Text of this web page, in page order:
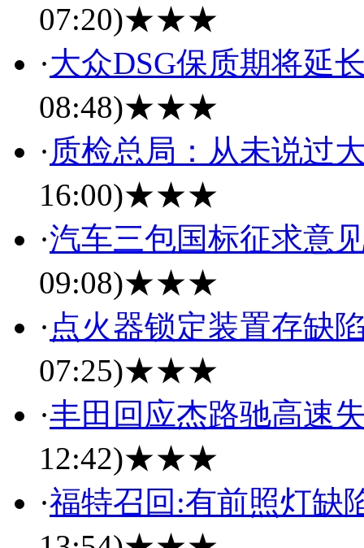
07:20)★★★
·大众DSG保质期将延
08:48)★★★
· 质检总局：从未说过
16:00)★★★
·汽车三包国标征求意
09:08)★★★
· 点火器锁定装置存缺
07:25)★★★
·丰田回应杰路驰高速
12:42)★★★
·福特召回:有前照灯缺